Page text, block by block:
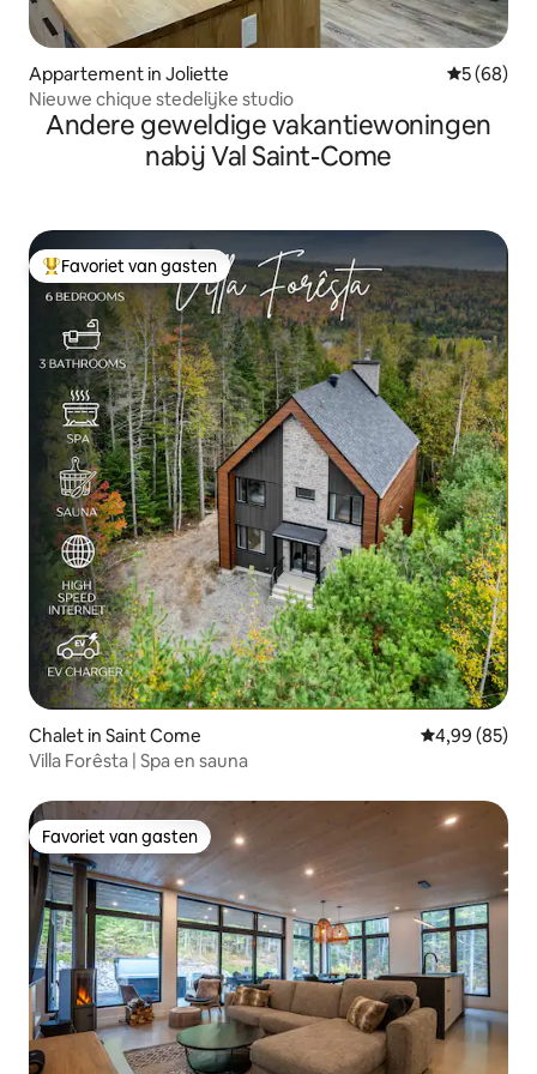
Appartement in Joliette
5 (68)
Nieuwe chique stedelijke studio
Andere geweldige vakantiewoningen
nabij Val Saint-Come
Topfavoriet van gasten
Favoriet van gasten
Chalet in Saint Come Gemiddelde
4,99 (85)
Villa Forêsta | Spa en sauna
Favoriet van gasten
Favoriet van gasten